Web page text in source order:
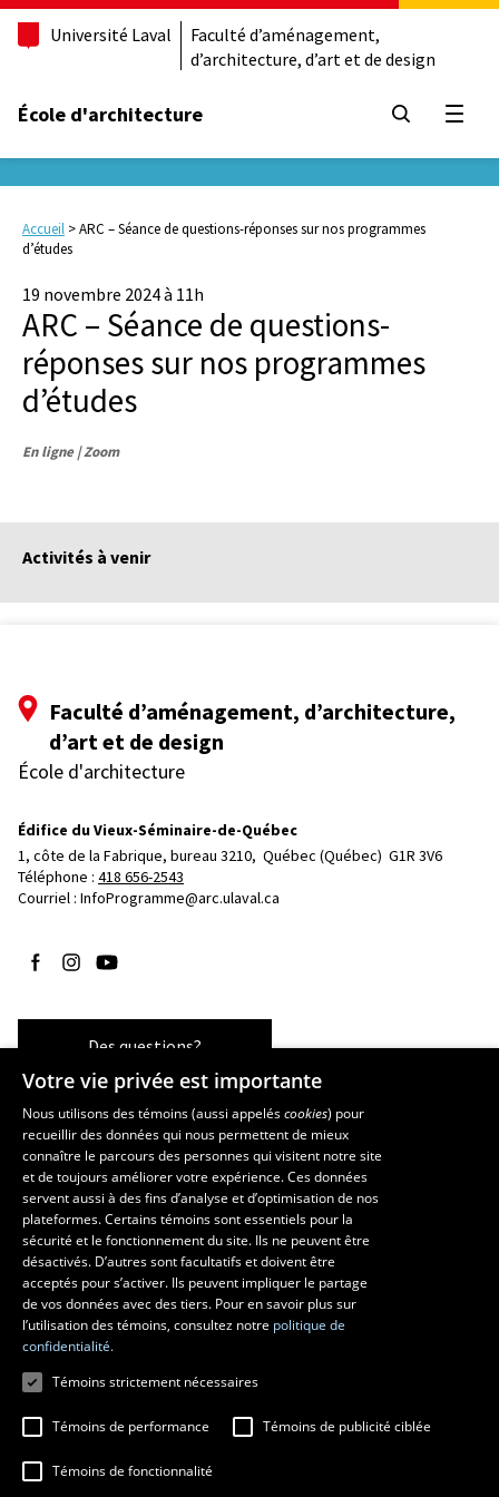
Université Laval
Faculté d’aménagement,
d’architecture, d’art et de design
École d'architecture
Accueil >ARC – Séance de questions-réponses sur nos programmes
d’études
19 novembre 2024 à 11h
ARC – Séance de questions-
réponses sur nos programmes
d’études
En ligne | Zoom
Activités à venir
Faculté d’aménagement, d’architecture,
d’art et de design
École d'architecture
Édifice du Vieux-Séminaire-de-Québec
1, côte de la Fabrique, bureau 3210, Québec (Québec)  G1R 3V6
Téléphone : 418 656-2543
Courriel : InfoProgramme@arc.ulaval.ca
Suivez-nous sur Facebook
Suivez-nous sur Instagram
Suivez-nous sur YouTube
Des questions?
Les écoles et la recherche
École d’art
École supérieure d’aménagement du territoire et de développement
régional
École de design
Centre de recherche en aménagement et développement
Votre vie privée est importante
Nous utilisons des témoins (aussi appeléscookies) pour
recueillir des données qui nous permettent de mieux
connaître le parcours des personnes qui visitent notre site
et de toujours améliorer votre expérience. Ces données
servent aussi à des fins d’analyse et d’optimisation de nos
plateformes. Certains témoins sont essentiels pour la
sécurité et le fonctionnement du site. Ils ne peuvent être
désactivés. D’autres sont facultatifs et doivent être
acceptés pour s’activer. Ils peuvent impliquer le partage
de vos données avec des tiers. Pour en savoir plus sur
l’utilisation des témoins, consultez notre politique de
confidentialité.
Témoins strictement nécessaires
Témoins de performance Témoins de publicité ciblée
Témoins de fonctionnalité